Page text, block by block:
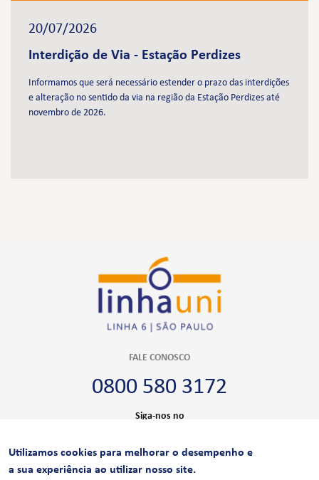
20/07/2026
Interdição de Via - Estação Perdizes
Informamos que será necessário estender o prazo das interdições
e alteração no sentido da via na região da Estação Perdizes até
novembro de 2026.
FALE CONOSCO
0800 580 3172
Siga-nos no
CERTIFICAÇÕES
Utilizamos cookies para melhorar o desempenho e
a sua experiência ao utilizar nosso site.